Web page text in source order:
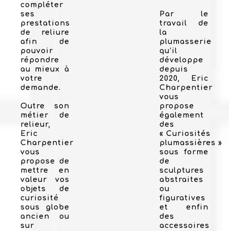
compléter
ses
prestations
de reliure
afin de
pouvoir
répondre
au mieux à
votre
demande.
Outre son
métier de
relieur,
Eric
Charpentier
vous
propose de
mettre en
valeur vos
objets de
curiosité
sous globe
ancien ou
sur
Par le
travail de
la
plumasserie
qu’il
développe
depuis
2020, Eric
Charpentier
vous
propose
également
des
« Curiosités
plumassières »
sous forme
de
sculptures
abstraites
ou
figuratives
et enfin
des
accessoires